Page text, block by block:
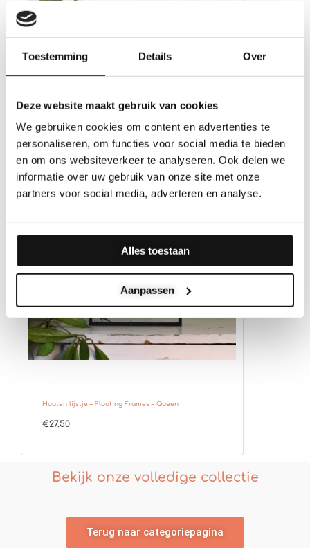
Toestemming Details Over
Deze website maakt gebruik van cookies
We gebruiken cookies om content en advertenties te
personaliseren, om functies voor social media te bieden
en om ons websiteverkeer te analyseren. Ook delen we
informatie over uw gebruik van onze site met onze
partners voor social media, adverteren en analyse.
Alles toestaan
Aanpassen
Houten lijstje – Floating Frames – Happy
Houten lijstje – Floating Frames – Queen
€27.50
Bekijk onze volledige collectie
Terug naar categoriepagina